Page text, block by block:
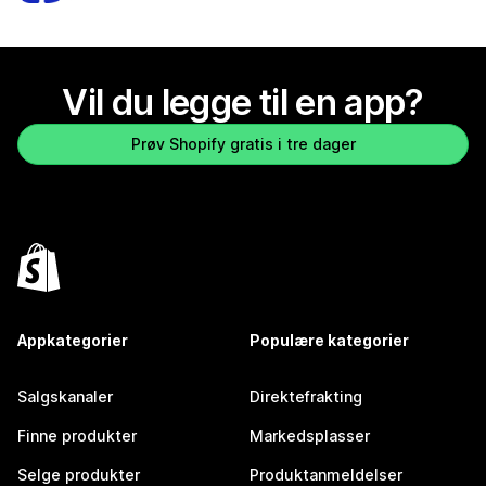
Vil du legge til en app?
Prøv Shopify gratis i tre dager
Appkategorier
Salgskanaler
Finne produkter
Selge produkter
Populære kategorier
Direktefrakting
Markedsplasser
Produktanmeldelser